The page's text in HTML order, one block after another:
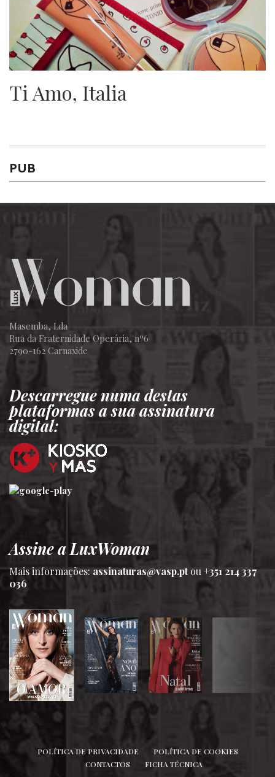
SIGA-NOS
Ti Amo, Italia
PUB
Masemba, Lda
Rua da Fraternidade Operária, nº6
2790-162 Carnaxide
Descarregue numa destas
plataformas a sua assinatura
digital:
Assine a LuxWoman
Mais informações:assinaturas@vasp.ptou +351 214 337
036
POLÍTICA DE PRIVACIDADE
POLÍTICA DE COOKIES
CONTACTOS
FICHA TÉCNICA